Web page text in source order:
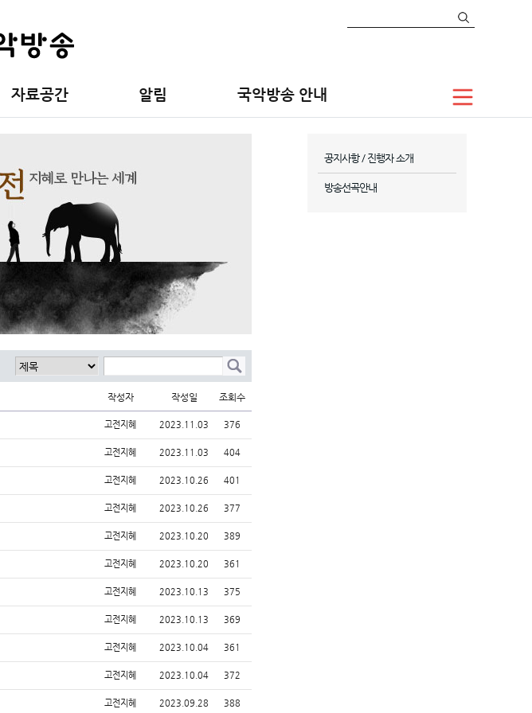
자료공간 알림 국악방송 안내
작성자 작성일 조회수
고전지혜 2023.11.03 376
고전지혜 2023.11.03 404
고전지혜 2023.10.26 401
고전지혜 2023.10.26 377
고전지혜 2023.10.20 389
고전지혜 2023.10.20 361
고전지혜 2023.10.13 375
고전지혜 2023.10.13 369
고전지혜 2023.10.04 361
고전지혜 2023.10.04 372
고전지혜 2023.09.28 388
공지사항 / 진행자 소개
방송선곡안내